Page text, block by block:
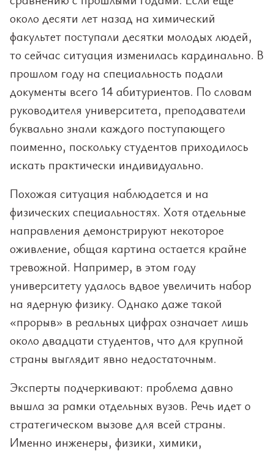
около десяти лет назад на химический
факультет поступали десятки молодых людей,
то сейчас ситуация изменилась кардинально. В
прошлом году на специальность подали
документы всего 14 абитуриентов. По словам
руководителя университета, преподаватели
буквально знали каждого поступающего
поименно, поскольку студентов приходилось
искать практически индивидуально.
Похожая ситуация наблюдается и на
физических специальностях. Хотя отдельные
направления демонстрируют некоторое
оживление, общая картина остается крайне
тревожной. Например, в этом году
университету удалось вдвое увеличить набор
на ядерную физику. Однако даже такой
«прорыв» в реальных цифрах означает лишь
около двадцати студентов, что для крупной
страны выглядит явно недостаточным.
Эксперты подчеркивают: проблема давно
вышла за рамки отдельных вузов. Речь идет о
стратегическом вызове для всей страны.
Именно инженеры, физики, химики,